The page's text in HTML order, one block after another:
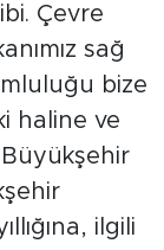
Çevre
sağ
bize
haline ve
Büyükşehir
ilgili